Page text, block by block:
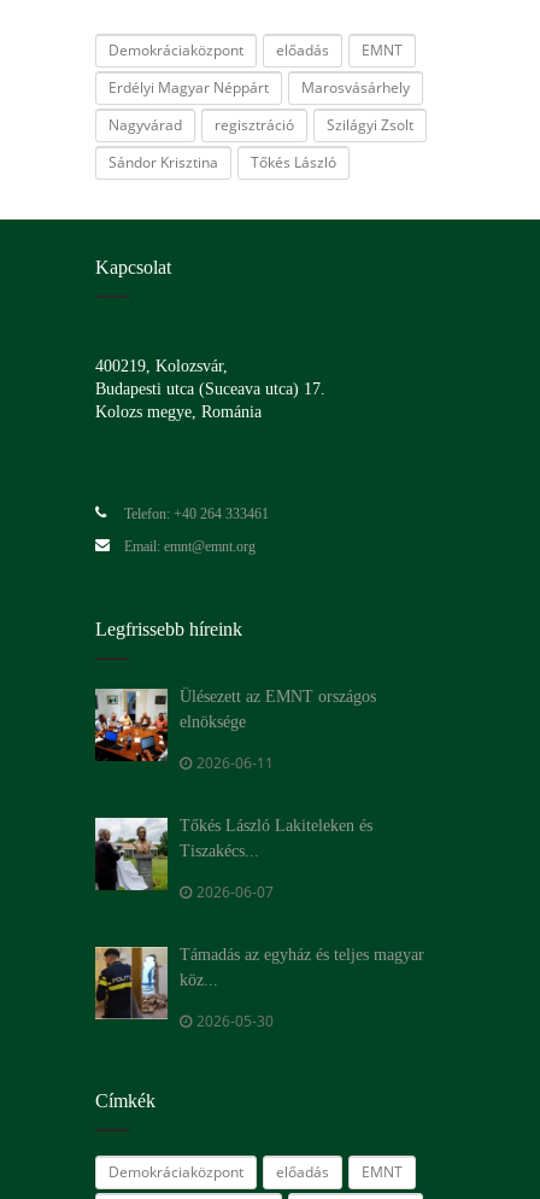
Demokráciaközpont előadás
EMNT
Erdélyi Magyar Néppárt
Marosvásárhely
Nagyvárad
regisztráció
Szilágyi Zsolt
Sándor Krisztina
Tőkés László
Kapcsolat
400219, Kolozsvár,
Budapesti utca (Suceava utca) 17.
Kolozs megye, Románia
Telefon: +40 264 333461
Email: emnt@emnt.org
Legfrissebb híreink
Ülésezett az EMNT országos
elnöksége
2026-06-11
Tőkés László Lakiteleken és
Tiszakécs...
2026-06-07
Támadás az egyház és teljes magyar
köz...
2026-05-30
Címkék
Demokráciaközpont előadás EMNT